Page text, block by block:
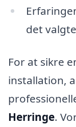
det
For at sikre
installation,
Herringe.